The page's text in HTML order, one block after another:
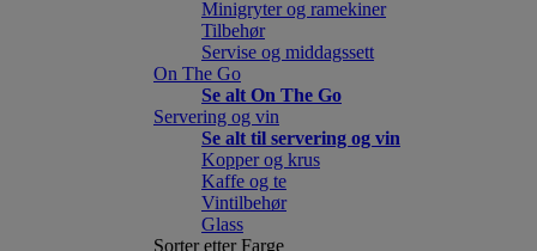
Minigryter og ramekiner
Tilbehør
Servise og middagssett
On The Go
Se alt On The Go
Servering og vin
Se alt til servering og vin
Kopper og krus
Kaffe og te
Vintilbehør
Glass
Sorter etter Farge